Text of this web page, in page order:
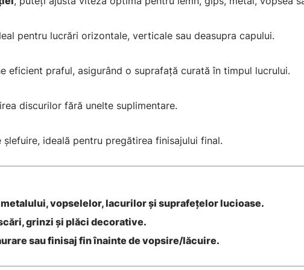
pentru lucrări orizontale, verticale sau deasupra capului.
eficient praful, asigurând o suprafață curată în timpul lucrului.
discurilor fără unelte suplimentare.
ideală pentru pregătirea finisajului final.
vopselelor, lacurilor și suprafețelor lucioase.
grinzi și plăci decorative.
sau finisaj fin înainte de vopsire/lăcuire.